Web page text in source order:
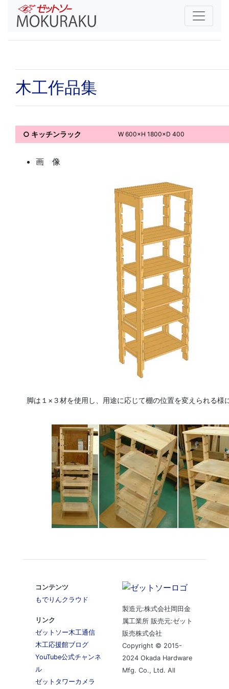
木工作品集
○ キッチンラック W 600×H 1800×D 400
画 像
脚は１×３材を使用し、用途に応じて棚の位置を変えられる様
コンテンツ
もでりんクラウド
リンク
ゼットソー木工通信
木工応援館ブログ
YouTube公式チャンネ
ル
ゼットタワーカメラ
製造元:株式会社岡田金
属工業所 販売元:ゼット
販売株式会社
Copyright © 2015-
2024 Okada Hardware
Mfg. Co., Ltd. All